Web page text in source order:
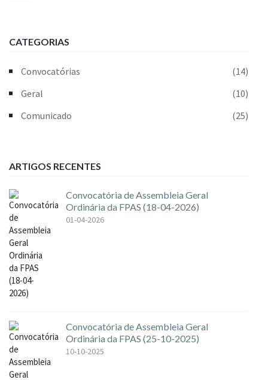
CATEGORIAS
Convocatórias
(14)
Geral
(10)
Comunicado
(25)
ARTIGOS RECENTES
Convocatória de Assembleia Geral
Ordinária da FPAS (18-04-2026)
01-04-2026
Convocatória de Assembleia Geral
Ordinária da FPAS (25-10-2025)
10-10-2025